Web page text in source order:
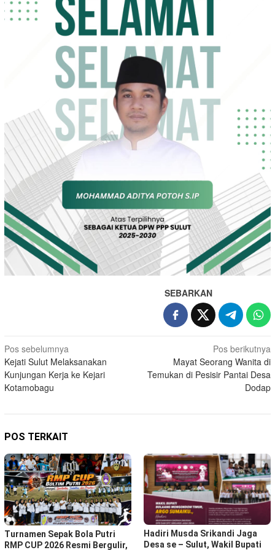
SEBARKAN
Navigasi
pos
Pos sebelumnya
Kejati Sulut Melaksanakan
Kunjungan Kerja ke Kejari
Kotamobagu
Pos berikutnya
Mayat Seorang Wanita di
Temukan di Pesisir Pantai Desa
Dodap
POS TERKAIT
Turnamen Sepak Bola Putri
RMP CUP 2026 Resmi Bergulir,
Hadiri Musda Srikandi Jaga
Desa se – Sulut, Wakil Bupati